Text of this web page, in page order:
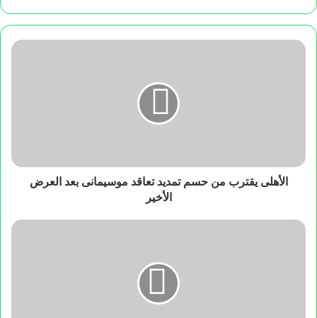
الأهلى يقترب من حسم تمديد تعاقد موسيمانى بعد العرض
الأخير